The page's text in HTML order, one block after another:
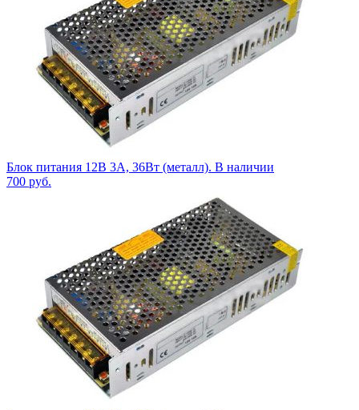
Блок питания 12В 3А, 36Вт (металл). В наличии
700 руб.